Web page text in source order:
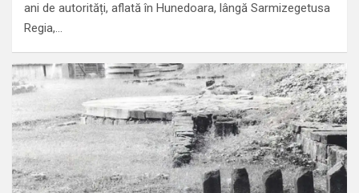
ani de autorități, aflată în Hunedoara, lângă Sarmizegetusa
Regia,…